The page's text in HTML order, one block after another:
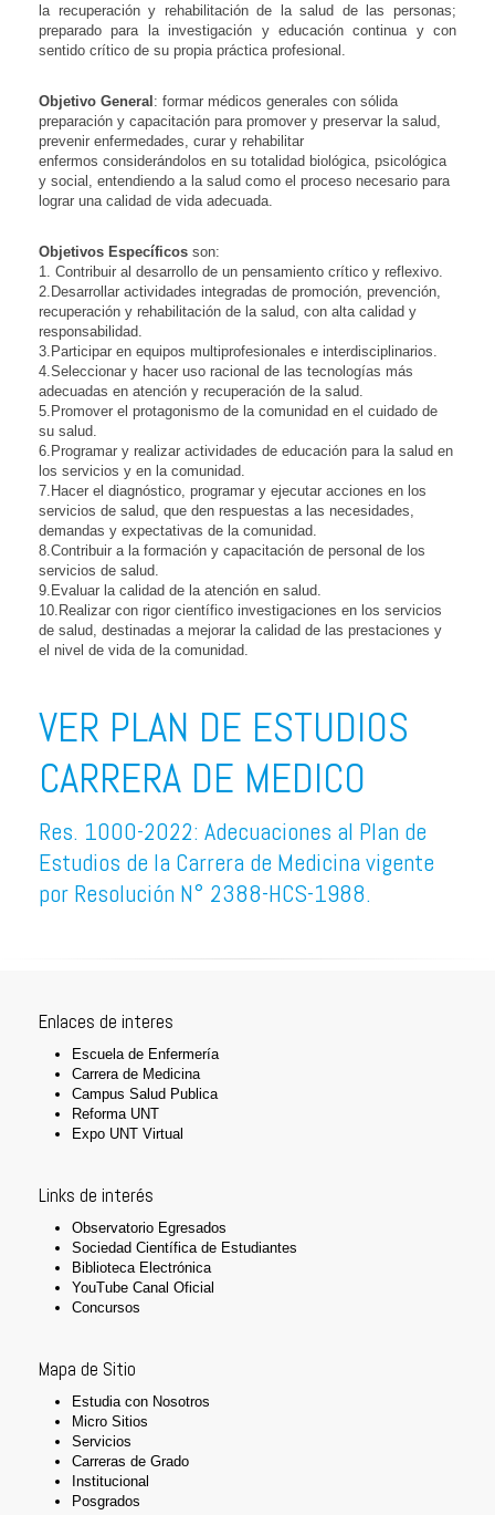
la recuperación y rehabilitación de la salud de las personas;
preparado para la investigación y educación continua y con
sentido crítico de su propia práctica profesional.
Objetivo General : formar médicos generales con sólida
preparación y capacitación para promover y preservar la salud,
prevenir enfermedades, curar y rehabilitar
enfermos considerándolos en su totalidad biológica, psicológica
y social, entendiendo a la salud como el proceso necesario para
lograr una calidad de vida adecuada.
Objetivos Específicos son:
1. Contribuir al desarrollo de un pensamiento crítico y reflexivo.
2.Desarrollar actividades integradas de promoción, prevención,
recuperación y rehabilitación de la salud, con alta calidad y
responsabilidad.
3.Participar en equipos multiprofesionales e interdisciplinarios.
4.Seleccionar y hacer uso racional de las tecnologías más
adecuadas en atención y recuperación de la salud.
5.Promover el protagonismo de la comunidad en el cuidado de
su salud.
6.Programar y realizar actividades de educación para la salud en
los servicios y en la comunidad.
7.Hacer el diagnóstico, programar y ejecutar acciones en los
servicios de salud, que den respuestas a las necesidades,
demandas y expectativas de la comunidad.
8.Contribuir a la formación y capacitación de personal de los
servicios de salud.
9.Evaluar la calidad de la atención en salud.
10.Realizar con rigor científico investigaciones en los servicios
de salud, destinadas a mejorar la calidad de las prestaciones y
el nivel de vida de la comunidad.
VER PLAN DE ESTUDIOS
CARRERA DE MEDICO
Res. 1000-2022: Adecuaciones al Plan de
Estudios de la Carrera de Medicina vigente
por Resolución N° 2388-HCS-1988.
Enlaces de interes
Escuela de Enfermería
Carrera de Medicina
Campus Salud Publica
Reforma UNT
Expo UNT Virtual
Links de interés
Observatorio Egresados
Sociedad Científica de Estudiantes
Biblioteca Electrónica
YouTube Canal Oficial
Concursos
Mapa de Sitio
Estudia con Nosotros
Micro Sitios
Servicios
Carreras de Grado
Institucional
Posgrados